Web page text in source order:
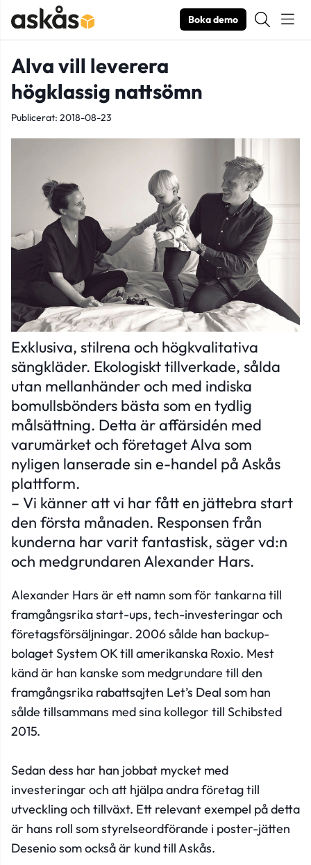
Boka demo
Alva vill leverera
högklassig nattsömn
Publicerat: 2018-08-23
Exklusiva, stilrena och högkvalitativa
sängkläder. Ekologiskt tillverkade, sålda
utan mellanhänder och med indiska
bomullsbönders bästa som en tydlig
målsättning. Detta är affärsidén med
varumärket och företaget Alva som
nyligen lanserade sin e-handel på Askås
plattform.
– Vi känner att vi har fått en jättebra start
den första månaden. Responsen från
kunderna har varit fantastisk, säger vd:n
och medgrundaren Alexander Hars.
Alexander Hars är ett namn som för tankarna till
framgångsrika start-ups, tech-investeringar och
företagsförsäljningar. 2006 sålde han backup-
bolaget System OK till amerikanska Roxio. Mest
känd är han kanske som medgrundare till den
framgångsrika rabattsajten Let’s Deal som han
sålde tillsammans med sina kollegor till Schibsted
2015.
Sedan dess har han jobbat mycket med
investeringar och att hjälpa andra företag till
utveckling och tillväxt. Ett relevant exempel på detta
är hans roll som styrelseordförande i poster-jätten
Desenio som också är kund till Askås.